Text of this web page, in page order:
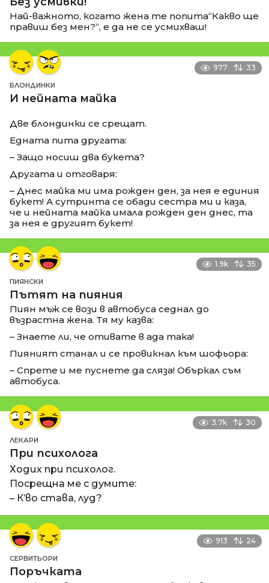
Най-важното, когато жена те попита“Какво ще
правиш без мен?“, е да не се усмихваш!
977 33
БЛОНДИНКИ
И нейната майка
Две блондинки се срещат.
Едната пита другата:
– Защо носиш два букета?
Другата и отговаря:
– Днес майка ми има рожден ден, за нея е единия
букет! А сутринта се обади сестра ми и каза,
че и нейната майка имала рожден ден днес, та
за нея е другият букет!
1.9k 35
ПИЯНСКИ
Пътят на пияния
Пиян мъж се вози в автобуса седнал до
възрастна жена. Тя му казва:
– Знаете ли, че отивате в ада така!
Пияният станал и се провикнал към шофьора:
– Спрете и ме пуснете да сляза! Объркал съм
автобуса.
3.7k 30
ЛЕКАРИ
При психолога
Ходих при психолог.
Посрещна ме с думите:
– К’во става, луд?
913 24
СЕРВИТЬОРИ
Поръчката